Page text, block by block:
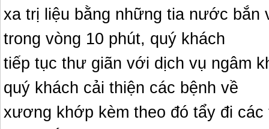
xa trị liệu bằng những tia nước bắn
trong vòng 10 phút, quý khách
tiếp tục thư giãn với dịch vụ ngâm
quý khách cải thiện các bệnh về
xương khớp kèm theo đó tẩy đi